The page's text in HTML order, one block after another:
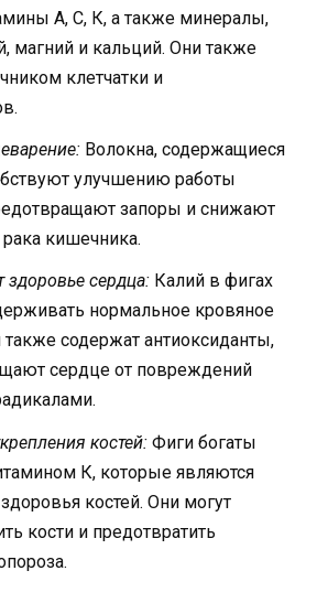
А, С, К, а также минералы,
магний и кальций. Они также
клетчатки и
Волокна, содержащиеся
улучшению работы
запоры и снижают
кишечника.
сердца: Калий в фигах
нормальное кровяное
содержат антиоксиданты,
сердце от повреждений
костей: Фиги богаты
К, которые являются
костей. Они могут
кости и предотвратить